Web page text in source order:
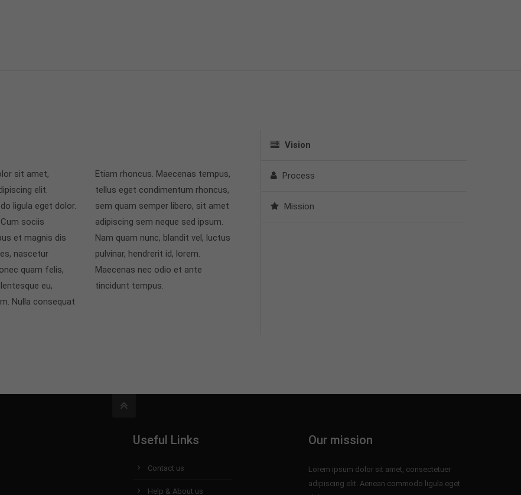
Vision
Process
Mission
sit amet,
elit.
ligula eget dolor.
sociis
et magnis dis
nascetur
quam felis,
eu,
Nulla consequat
Etiam rhoncus. Maecenas tempus,
tellus eget condimentum rhoncus,
sem quam semper libero, sit amet
adipiscing sem neque sed ipsum.
Nam quam nunc, blandit vel, luctus
pulvinar, hendrerit id, lorem.
Maecenas nec odio et ante
tincidunt tempus.
Useful Links
Contact us
Help & About us
Our mission
Lorem ipsum dolor sit amet, consectetuer
adipiscing elit. Aenean commodo ligula eget